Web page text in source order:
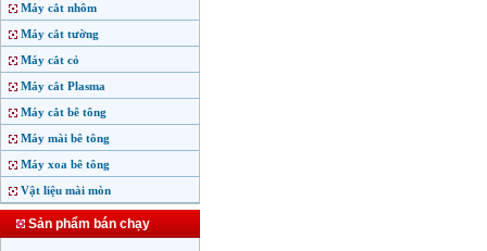
Máy cắt nhôm
Máy cắt tường
Máy cắt cỏ
Máy cắt Plasma
Máy cắt bê tông
Máy mài bê tông
Máy xoa bê tông
Vật liệu mài mòn
Sản phẩm bán chạy